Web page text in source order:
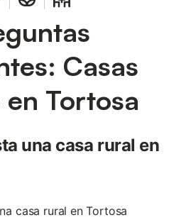
Casas
Tortosa
una casa rural en
casa rural en Tortosa